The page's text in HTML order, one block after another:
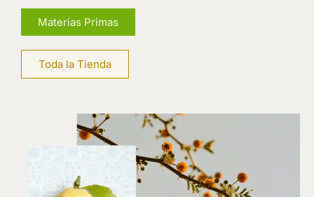
Materias Primas
Toda la Tienda